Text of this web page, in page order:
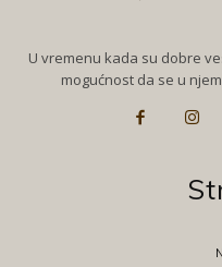
U vremenu kada su dobre
mogućnost da se u